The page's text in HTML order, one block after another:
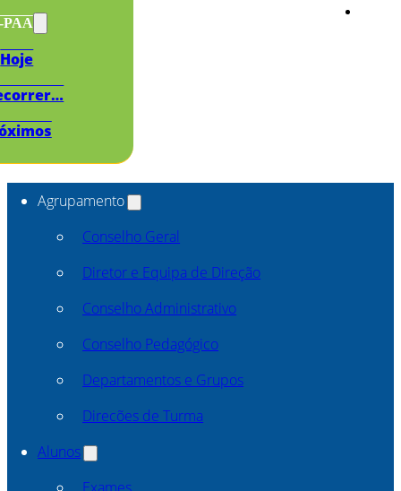
PAA
Hoje
Agrupamento
Conselho Geral
Diretor e Equipa de Direção
Conselho Administrativo
Conselho Pedagógico
Departamentos e Grupos
Direcões de Turma
Alunos